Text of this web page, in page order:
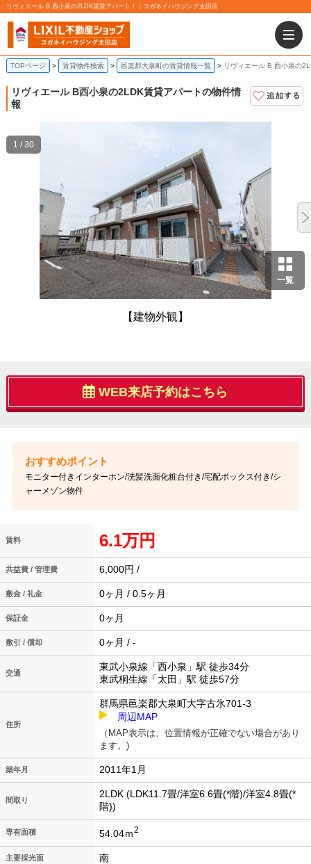
リヴィエール B 西小泉の2LDK賃貸アパート！｜コガネイハウジング太田店
TOPページ 賃貸物件検索 邑楽郡大泉町の賃貸情報一覧 リヴィエール B 西小泉の
リヴィエール B西小泉の2LDK賃貸アパートの物件情
報
一覧
【建物外観】
1 / 30
WEB来店予約はこちら
モニター付きインターホン/洗髪洗面化粧台付き/宅配ボックス付き/シ
ャーメゾン物件
賃料 6.1万円
共益費 / 管理費 6,000円 /
敷金 / 礼金 0ヶ月 / 0.5ヶ月
保証金 0ヶ月
敷引 / 償却 0ヶ月 / -
交通
東武小泉線「西小泉」駅 徒歩34分
東武桐生線「太田」駅 徒歩57分
住所
群馬県邑楽郡大泉町大字古氷701-3
周辺MAP
（MAP表示は、位置情報が正確でない場合があり
ます。)
築年月 2011年1月
間取り
2LDK (LDK11.7畳/洋室6.6畳(*階)/洋室4.8畳(*
階))
専有面積 54.04ｍ2
主要採光面 南